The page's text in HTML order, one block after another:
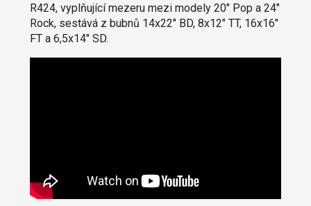
R424, vyplňující mezeru mezi modely 20" Pop a 24"
Rock, sestává z bubnů 14x22" BD, 8x12" TT, 16x16"
FT a 6,5x14" SD.